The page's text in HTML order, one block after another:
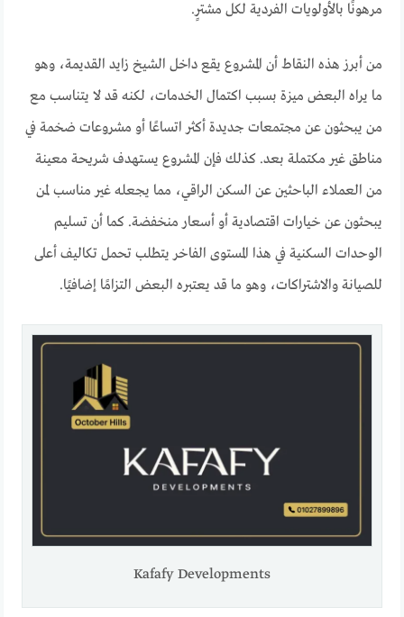
مرهونًا بالأولويات الفردية لكل مشترٍ.
من أبرز هذه النقاط أن المشروع يقع داخل الشيخ زايد القديمة، وهو
ما يراه البعض ميزة بسبب اكتمال الخدمات، لكنه قد لا يتناسب مع
من يبحثون عن مجتمعات جديدة أكثر اتساعًا أو مشروعات ضخمة في
مناطق غير مكتملة بعد. كذلك فإن المشروع يستهدف شريحة معينة
من العملاء الباحثين عن السكن الراقي، مما يجعله غير مناسب لمن
يبحثون عن خيارات اقتصادية أو أسعار منخفضة. كما أن تسليم
الوحدات السكنية في هذا المستوى الفاخر يتطلب تحمل تكاليف أعلى
للصيانة والاشتراكات، وهو ما قد يعتبره البعض التزامًا إضافيًا.
Kafafy Developments